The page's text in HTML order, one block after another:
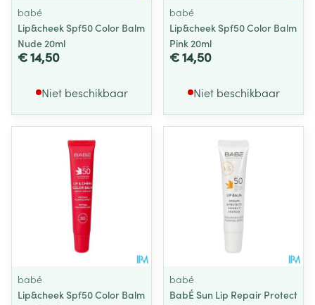
babé
Lip&cheek Spf50 Color Balm
Nude 20ml
€ 14,50
Niet beschikbaar
babé
Lip&cheek Spf50 Color Balm
Pink 20ml
€ 14,50
Niet beschikbaar
babé
Lip&cheek Spf50 Color Balm
babé
BabÉ Sun Lip Repair Protect